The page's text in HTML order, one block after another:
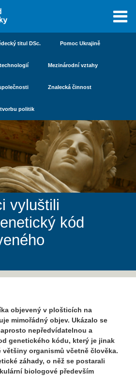
titul DSc. Pomoc Ukrajině
Mezinárodní vztahy
Znalecká činnost
tvorbu politik
vyluštili
kód
objevený v plošticích na
mimořádný objev. Ukázalo se
nepředvídatelnou a
genetického kódu, který je jinak
organismů včetně člověka.
záhady, o něž se postarali
biologové především